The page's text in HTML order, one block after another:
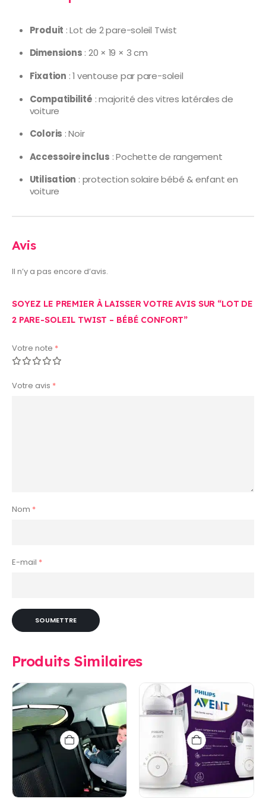
Produit : Lot de 2 pare-soleil Twist
Dimensions : 20 × 19 × 3 cm
Fixation : 1 ventouse par pare-soleil
Compatibilité : majorité des vitres latérales de
voiture
Coloris : Noir
Accessoire inclus : Pochette de rangement
Utilisation : protection solaire bébé & enfant en
voiture
Avis
Il n’y a pas encore d’avis.
SOYEZ LE PREMIER À LAISSER VOTRE AVIS SUR “LOT DE
2 PARE-SOLEIL TWIST – BÉBÉ CONFORT”
Votre note *
Votre avis *
Nom *
E-mail *
Produits Similaires